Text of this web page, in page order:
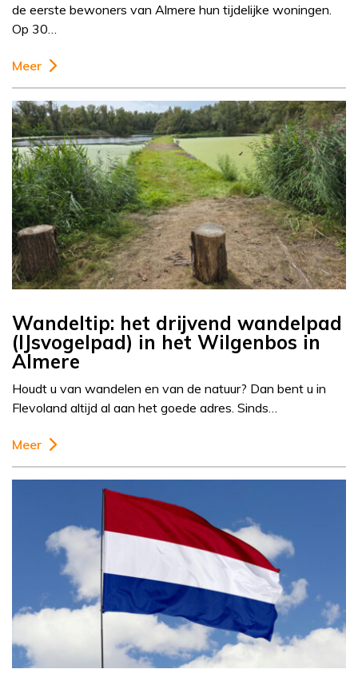
de eerste bewoners van Almere hun tijdelijke woningen.
Op 30…
Meer
Wandeltip: het drijvend wandelpad
(IJsvogelpad) in het Wilgenbos in
Almere
Houdt u van wandelen en van de natuur? Dan bent u in
Flevoland altijd al aan het goede adres. Sinds…
Meer